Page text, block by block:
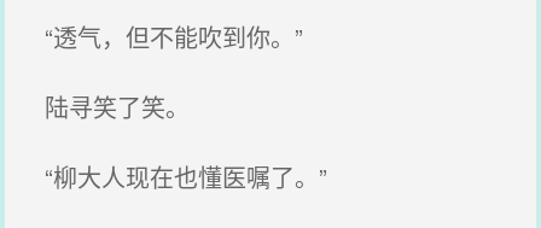
“透气，但不能吹到你。”
陆寻笑了笑。
“柳大人现在也懂医嘱了。”